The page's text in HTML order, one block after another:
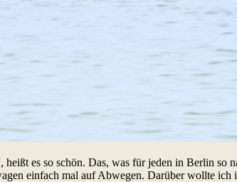
heißt es so schön. Das, was für jeden in Berlin
einfach mal auf Abwegen. Darüber wollte ich